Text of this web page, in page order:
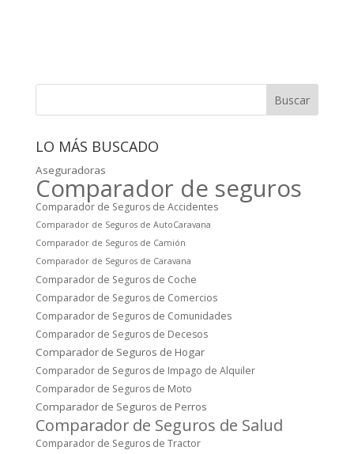
Buscar
LO MÁS BUSCADO
Aseguradoras
Comparador de seguros
Comparador de Seguros de Accidentes
Comparador de Seguros de AutoCaravana
Comparador de Seguros de Camión
Comparador de Seguros de Caravana
Comparador de Seguros de Coche
Comparador de Seguros de Comercios
Comparador de Seguros de Comunidades
Comparador de Seguros de Decesos
Comparador de Seguros de Hogar
Comparador de Seguros de Impago de Alquiler
Comparador de Seguros de Moto
Comparador de Seguros de Perros
Comparador de Seguros de Salud
Comparador de Seguros de Tractor